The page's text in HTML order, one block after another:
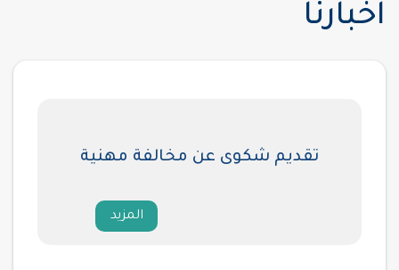
اخبارنا
تقديم شكوى عن مخالفة مهنية
المزيد